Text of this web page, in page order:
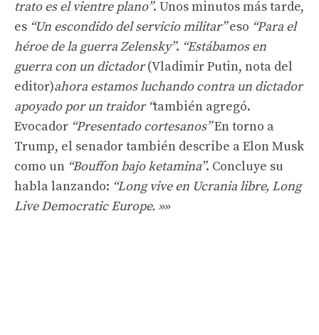
trato es el vientre plano”. Unos minutos más tarde,
es “Un escondido del servicio militar”eso “Para el
héroe de la guerra Zelensky”. “Estábamos en
guerra con un dictador(Vladimir Putin, nota del
editor)ahora estamos luchando contra un dictador
apoyado por un traidor “también agregó.
Evocador “Presentado cortesanos”En torno a
Trump, el senador también describe a Elon Musk
como un “Bouffon bajo ketamina”. Concluye su
habla lanzando: “Long vive en Ucrania libre, Long
Live Democratic Europe. »»